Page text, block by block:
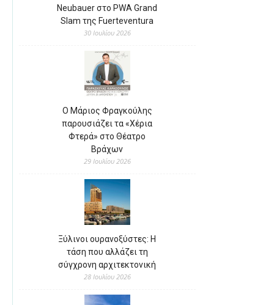
Neubauer στο PWA Grand
Slam της Fuerteventura
30 Ιουλίου 2026
Ο Μάριος Φραγκούλης
παρουσιάζει τα «Χέρια
Φτερά» στο Θέατρο
Βράχων
29 Ιουλίου 2026
Ξύλινοι ουρανοξύστες: Η
τάση που αλλάζει τη
σύγχρονη αρχιτεκτονική
28 Ιουλίου 2026